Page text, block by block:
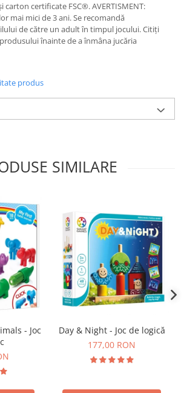
carton certificate FSC®. AVERTISMENT:
mai mici de 3 ani. Se recomandă
de către un adult în timpul jocului. Citiți
înainte de a înmâna jucăria
produs
SIMILARE
- Joc
Day & Night - Joc de logică
177,00 RON